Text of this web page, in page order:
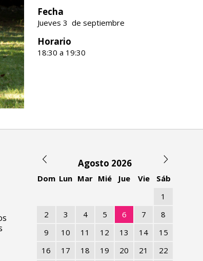
Fecha
Jueves 3 de septiembre
Horario
18:30 a 19:30
Agosto 2026
Dom Lun Mar Mié Jue Vie
Sáb
1
2
3 4 5 6 7
8
9
10 11 12 13 14
15
16
17 18 19 20 21
22